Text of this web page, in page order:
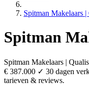
Spitman Makelaars |
Spitman
Spitman Makelaars |
€ 387.000 ✓ 30 dagen
tarieven & reviews.